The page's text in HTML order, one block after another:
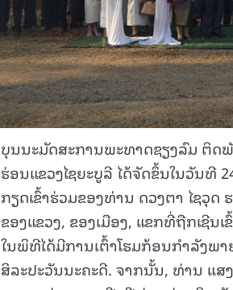
ບຸນນະມັດສະການພະທາດຊຽງລົມ ຕິດ
ຮ່ອນແຂວງໄຊຍະບູລີ ໄດ້ຈັດຂຶ້ນໃນວັນທີ
ກຽດເຂົ້າຮ່ວມຂອງທ່ານ ດວງຕາ ໄຊວຸ
ຂອງແຂວງ, ຂອງເມືອງ, ແຂກທີ່ຖືກເຊີນເ
ໃນພິທີໄດ້ມີການເຕົ້າໂຮມກ້ອນກໍາລັງພ
ສິລະປະວັນນະຄະດີ. ຈາກນັ້ນ, ທ່ານ ແສ